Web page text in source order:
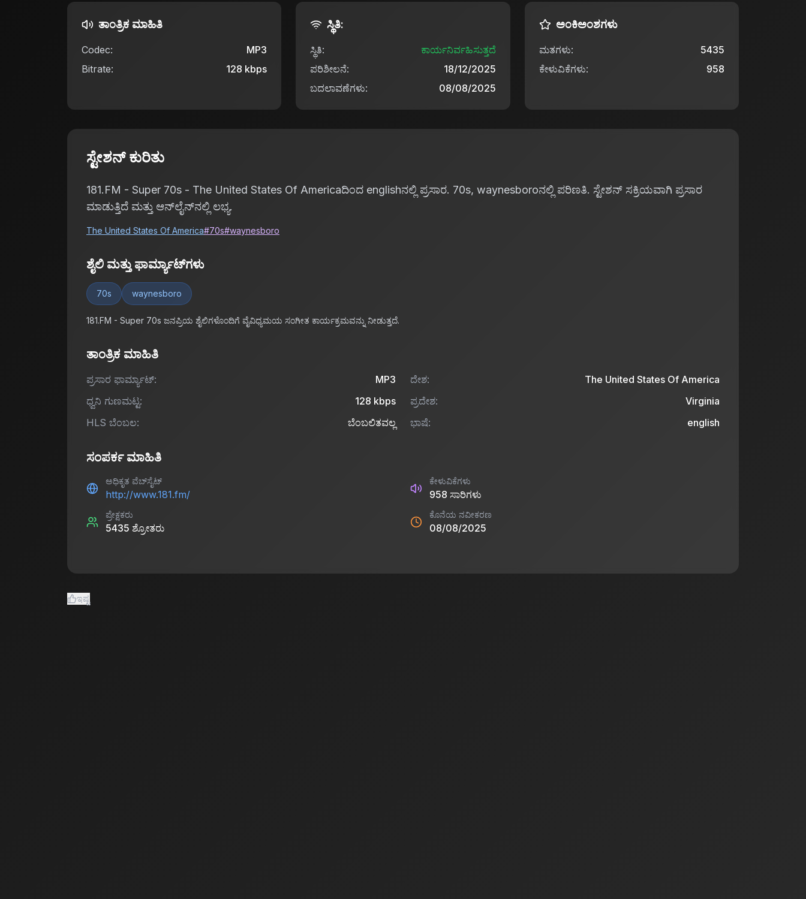
ತಾಂತ್ರಿಕ ಮಾಹಿತಿ
Codec:
MP3
Bitrate:
128 kbps
ಸ್ಥಿತಿ:
ಸ್ಥಿತಿ:
ಕಾರ್ಯನಿರ್ವಹಿಸುತ್ತದೆ
ಪರಿಶೀಲನೆ:
18/12/2025
ಬದಲಾವಣೆಗಳು:
08/08/2025
ಅಂಕಿಅಂಶಗಳು
ಮತಗಳು:
5435
ಕೇಳುವಿಕೆಗಳು: 958
ಸ್ಟೇಶನ್ ಕುರಿತು
181.FM - Super 70s - The United States Of Americaದಿಂದ englishನಲ್ಲಿ ಪ್ರಸಾರ. 70s, waynesboroನಲ್ಲಿ ಪರಿಣತಿ. ಸ್ಟೇಶನ್ ಸಕ್ರಿಯವಾಗಿ ಪ್ರಸಾರ
ಮಾಡುತ್ತಿದೆ ಮತ್ತು ಆನ್‌ಲೈನ್‌ನಲ್ಲಿ ಲಭ್ಯ.
The United States Of America#70s#waynesboro
ಶೈಲಿ ಮತ್ತು ಫಾರ್ಮ್ಯಾಟ್‌ಗಳು
70s waynesboro
181.FM - Super 70s ಜನಪ್ರಿಯ ಶೈಲಿಗಳೊಂದಿಗೆ ವೈವಿಧ್ಯಮಯ ಸಂಗೀತ ಕಾರ್ಯಕ್ರಮವನ್ನು ನೀಡುತ್ತದೆ.
ತಾಂತ್ರಿಕ ಮಾಹಿತಿ
ಪ್ರಸಾರ ಫಾರ್ಮ್ಯಾಟ್:
MP3
ಧ್ವನಿ ಗುಣಮಟ್ಟ:
128 kbps
HLS ಬೆಂಬಲ:
ಬೆಂಬಲಿತವಲ್ಲ
ದೇಶ:
The United States Of America
ಪ್ರದೇಶ:
Virginia
ಭಾಷೆ:
english
ಸಂಪರ್ಕ ಮಾಹಿತಿ
ಅಧಿಕೃತ ವೆಬ್‌ಸೈಟ್
http://www.181.fm/
ಪ್ರೇಕ್ಷಕರು
5435 ಶ್ರೋತರು
ಕೇಳುವಿಕೆಗಳು
958 ಸಾರಿಗಳು
ಕೊನೆಯ ನವೀಕರಣ
08/08/2025
ಇಷ್ಟ